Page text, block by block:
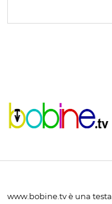
www.bobine.tv è una